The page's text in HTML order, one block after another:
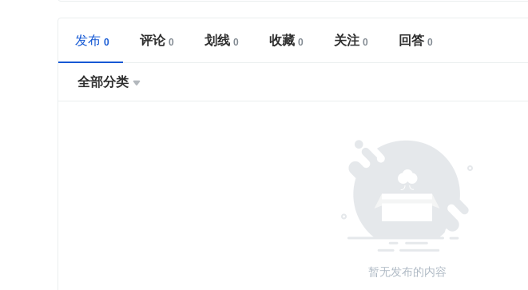
发布 评论 划线 收藏 关注 回答
全部分类 
暂无发布的内容